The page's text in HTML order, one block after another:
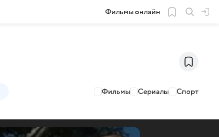
Фильмы онлайн
Фильмы Сериалы Спорт